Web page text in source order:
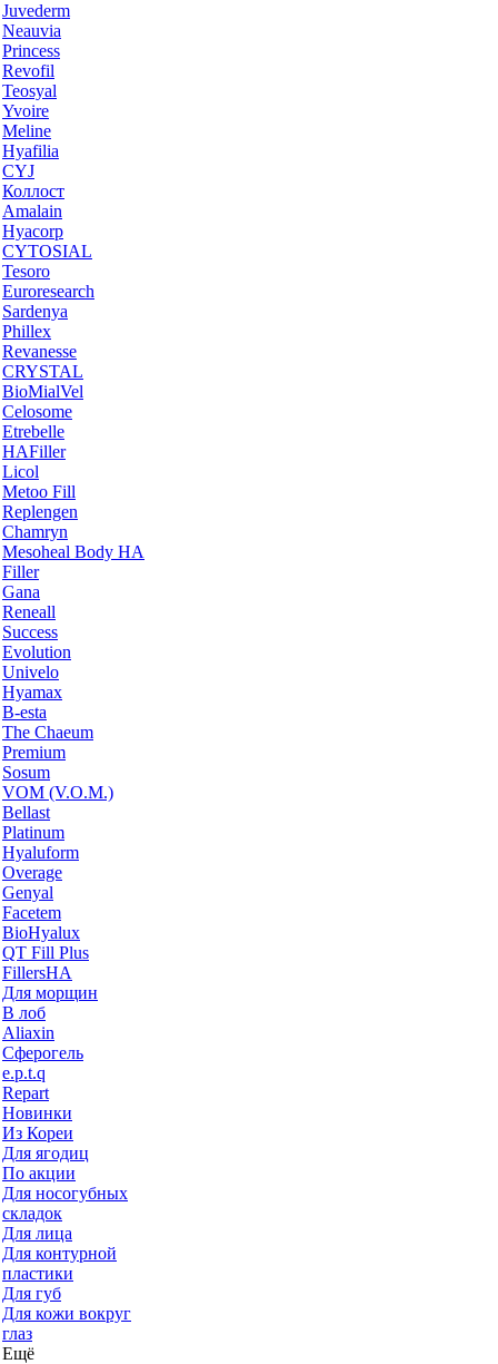
Juvederm
Neauvia
Princess
Revofil
Teosyal
Yvoire
Meline
Hyafilia
CYJ
Коллост
Amalain
Hyacorp
CYTOSIAL
Tesoro
Euroresearch
Sardenya
Phillex
Revanesse
CRYSTAL
BioMialVel
Celosome
Etrebelle
HAFiller
Licol
Metoo Fill
Replengen
Chamryn
Mesoheal Body HA
Filler
Gana
Reneall
Success
Evolution
Univelo
Hyamax
B-esta
The Chaeum
Premium
Sosum
VOM (V.O.M.)
Bellast
Platinum
Hyaluform
Overage
Genyal
Facetem
BioHyalux
QT Fill Plus
FillersHA
Для морщин
В лоб
Aliaxin
Сферогель
e.p.t.q
Repart
Новинки
Из Кореи
Для ягодиц
По акции
Для носогубных
складок
Для лица
Для контурной
пластики
Для губ
Для кожи вокруг
глаз
Ещё